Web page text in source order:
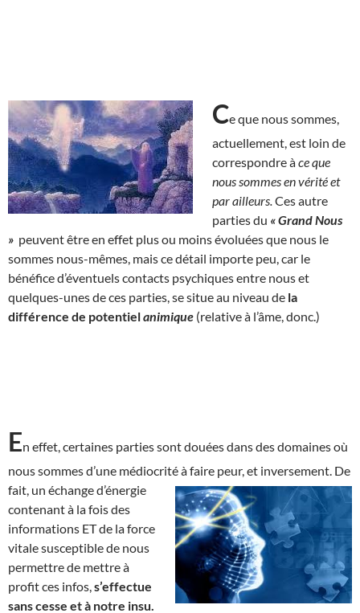
Ce que nous sommes,
actuellement, est loin de
correspondre àce que
nous sommes en vérité et
par ailleurs. Ces autre
parties du « Grand Nous
» peuvent être en effet plus ou moins évoluées que nous le
sommes nous-mêmes, mais ce détail importe peu, car le
bénéfice d’éventuels contacts psychiques entre nous et
quelques-unes de ces parties, se situe au niveau de la
différence de potentielanimique (relative à l’âme, donc.)
En effet, certaines parties sont douées dans des domaines où
nous sommes d’une médiocrité à faire peur, et inversement. De
fait, un échange d’énergie
contenant à la fois des
informations ET de la force
vitale susceptible de nous
permettre de mettre à
profit ces infos, s’effectue
sans cesse et à notre insu.